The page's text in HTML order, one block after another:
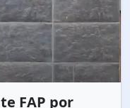
FAP por